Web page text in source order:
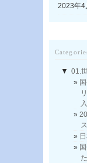
2023年4
▼ 01.
入